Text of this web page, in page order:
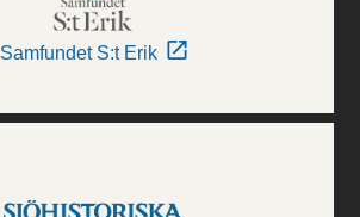
Samfundet S:t Erik